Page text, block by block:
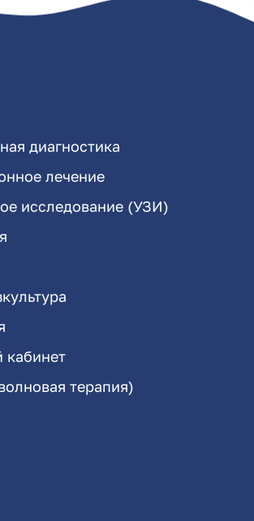
диагностика
лечение
исследование (УЗИ)
кабинет
терапия)